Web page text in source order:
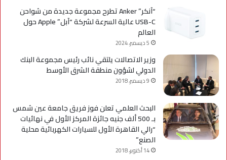
“آنكر” Anker تطرح مجموعة جديدة من شواحن
USB-C عالية السرعة لشركة “آبل” Apple حول
العالم
5 ديسمبر، 2024
وزير الاتصالات يلتقي نائب رئيس مجموعة البنك
الدولي لشؤون منطقة الشرق الأوسط
9 ديسمبر، 2018
البحث العلمي تعلن فوز فريق جامعة عين شمس
بـ 500 ألف جنيه جائزة المركز الأول في نهائيات
“رالي القاهرة الأول للسيارات الكهربائية محلية
الصنع”
14 أكتوبر، 2018